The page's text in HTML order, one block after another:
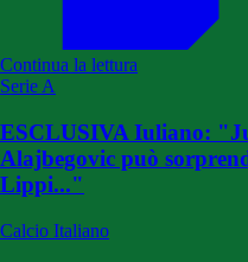
Continua la lettura
Serie A
ESCLUSIVA Iuliano:
Alajbegovic può
Lippi..."
Calcio Italiano